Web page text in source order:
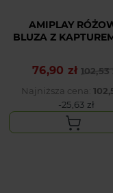
AMIPLAY
BLUZA Z
Cena 102,53
Cena
76,90 zł
Najniższa cena:
-25,63 zł